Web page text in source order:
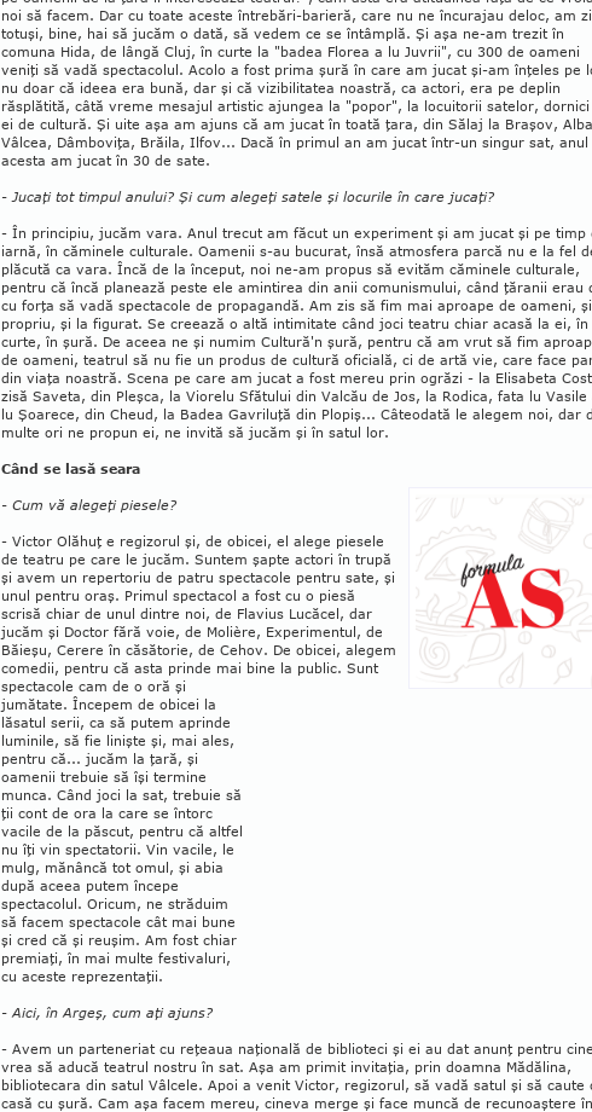
noi să facem. Dar cu toate aceste întrebări-barieră, care nu ne în­curajau deloc, am
totuşi, bine, hai să jucăm o dată, să vedem ce se întâmplă. Şi aşa ne-am tre­zit în
comuna Hida, de lângă Cluj, în curte la "ba­dea Florea a lu Juvrii", cu 300 de oa­meni
veniţi să vadă spectacolul. Acolo a fost pri­ma şură în ca­re am jucat şi-am înţeles pe
nu doar că ideea era bună, dar şi că vizibilitatea noas­tră, ca ac­tori, era pe deplin
răsplătită, câtă vre­me me­sajul artistic ajungea la "popor", la locuitorii sate­lor, dornici
ei de cultură. Şi uite aşa am ajuns că am jucat în toată ţara, din Sălaj la Braşov,
Vâlcea, Dâm­boviţa, Brăila, Ilfov... Dacă în primul an am ju­cat într-un singur sat, anul
acesta am jucat în 30 de sate.
- Jucaţi tot timpul anu­lui? Şi cum alegeţi satele şi locurile în care jucaţi?
- În principiu, jucăm va­ra. Anul trecut am făcut un experiment şi am jucat şi pe timp
iarnă, în că­minele culturale. Oamenii s-au bucu­rat, însă atmos­fera parcă nu e la fel
plăcută ca vara. Încă de la început, noi ne-am propus să evităm căminele cul­tu­rale,
pentru că încă pla­nează peste ele amintirea din anii comunismului, când ţă­ra­nii erau
cu forţa să vadă spectacole de pro­pa­gandă. Am zis să fim mai aproape de oameni,
propriu, şi la figurat. Se creează o altă inti­mitate când joci teatru chiar acasă la ei, în
curte, în şură. De aceea ne şi nu­mim Cultură'n şură, pentru că am vrut să fim
de oameni, teatrul să nu fie un produs de cultură oficială, ci de artă vie, care face
din viaţa noastră. Scena pe care am jucat a fost mereu prin ogrăzi - la Elisabeta
zisă Saveta, din Pleşca, la Viorelu Sfă­tului din Valcău de Jos, la Rodica, fata lu Vasile
lu Şoarece, din Cheud, la Badea Gavriluţă din Plopiş... Câteodată le ale­gem noi, dar
multe ori ne propun ei, ne invită să jucăm şi în satul lor.
Când se lasă seara
- Cum vă ale­geţi pie­sele?
- Victor Olăhuţ e regizorul şi, de obicei, el alege pie­sele
de teatru pe care le jucăm. Sun­tem şapte ac­tori în trupă
şi avem un reper­to­riu de patru spec­tacole pentru sate, şi
unul pentru o­raş. Primul spec­ta­col a fost cu o pie­să
scrisă chiar de unul dintre noi, de Fla­vius Lucăcel, dar
jucăm şi Doc­tor fără voie, de Molière, Expe­ri­mentul, de
Bă­ieşu, Cerere în că­să­torie, de Cehov. De obi­cei, alegem
comedii, pen­tru că asta prinde mai bine la public. Sunt
spec­tacole cam de o oră şi
jumătate. Începem de obicei la
lăsatul serii, ca să putem aprinde
lu­minile, să fie linişte şi, mai ales,
pentru că... jucăm la ţară, şi
oamenii tre­buie să îşi termine
munca. Când joci la sat, trebuie să
ţii cont de ora la care se întorc
vacile de la păscut, pentru că altfel
nu îţi vin spectatorii. Vin vacile, le
mulg, mănâncă tot omul, şi abia
după aceea putem în­cepe
spectacolul. Oricum, ne străduim
să facem spectacole cât mai bune
şi cred că şi reuşim. Am fost chiar
premiaţi, în mai multe festivaluri,
cu aceste reprezentaţii.
- Aici, în Argeş, cum aţi ajuns?
- Avem un parteneriat cu reţeaua naţională de biblioteci şi ei au dat anunţ pentru cine
vrea să adu­că teatrul nostru în sat. Aşa am primit invi­taţia, prin doamna Mădălina,
bibliotecara din sa­tul Vâlcele. Apoi a venit Victor, regizorul, să va­dă satul şi să caute
casă cu şură. Cam aşa fa­cem mereu, cineva merge şi face muncă de re­cu­noaştere în